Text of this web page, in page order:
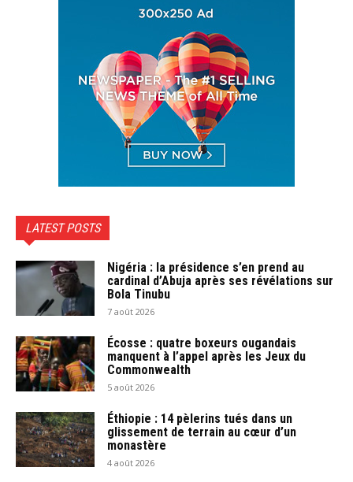
LATEST POSTS
Nigéria : la présidence s’en prend au
cardinal d’Abuja après ses révélations sur
Bola Tinubu
7 août 2026
Écosse : quatre boxeurs ougandais
manquent à l’appel après les Jeux du
Commonwealth
5 août 2026
Éthiopie : 14 pèlerins tués dans un
glissement de terrain au cœur d’un
monastère
4 août 2026